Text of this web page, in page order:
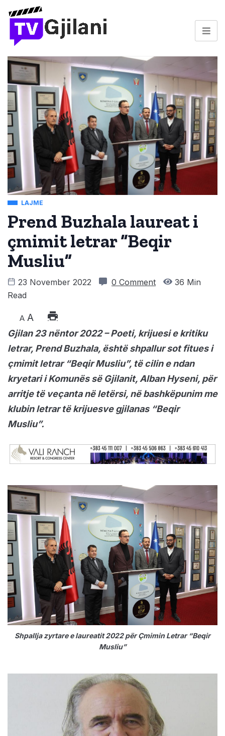
LAJME
Prend Buzhala laureat i
çmimit letrar “Beqir
Musliu”
23 November 2022 0 Comment
36 Min
Read
A A
Gjilan 23 nëntor 2022 – Poeti, krijuesi e kritiku
letrar, Prend Buzhala, është shpallur sot fitues i
çmimit letrar “Beqir Musliu”, të cilin e ndan
kryetari i Komunës së Gjilanit, Alban Hyseni, për
arritje të veçanta në letërsi, në bashkëpunim me
klubin letrar të krijuesve gjilanas “Beqir
Musliu”.
Shpallja zyrtare e laureatit 2022 për Çmimin Letrar “Beqir
Musliu”